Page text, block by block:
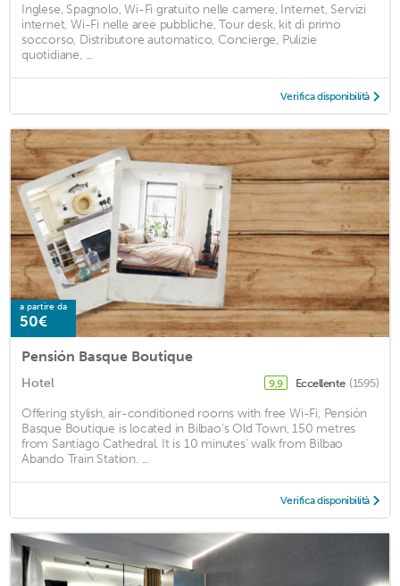
Inglese, Spagnolo, Wi-Fi gratuito nelle camere, Internet, Servizi
internet, Wi-Fi nelle aree pubbliche, Tour desk, kit di primo
soccorso, Distributore automatico, Concierge, Pulizie
quotidiane, ...
Verifica disponibilità
a partire da
50€
Pensión Basque Boutique
Hotel 9,9 Eccellente (1595)
Offering stylish, air-conditioned rooms with free Wi-Fi, Pensión
Basque Boutique is located in Bilbao’s Old Town, 150 metres
from Santiago Cathedral. It is 10 minutes’ walk from Bilbao
Abando Train Station. ...
Verifica disponibilità